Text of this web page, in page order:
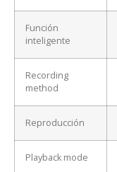
Función
inteligente
Recording
method
Reproducción
Playback mode